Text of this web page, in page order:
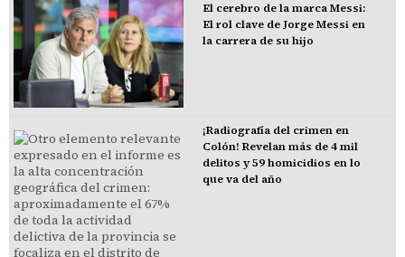
El cerebro de la marca Messi:
El rol clave de Jorge Messi en
la carrera de su hijo
¡Radiografía del crimen en
Colón! Revelan más de 4 mil
delitos y 59 homicidios en lo
que va del año